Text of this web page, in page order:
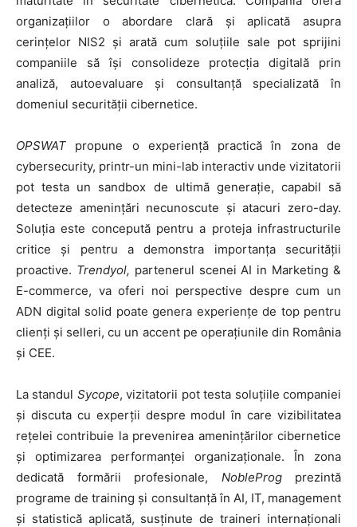
organizațiilor o abordare clară și aplicată asupra
cerințelor NIS2 și arată cum soluțiile sale pot sprijini
companiile să își consolideze protecția digitală prin
analiză, autoevaluare și consultanță specializată în
domeniul securității cibernetice.
OPSWAT propune o experiență practică în zona de
cybersecurity, printr-un mini-lab interactiv unde vizitatorii
pot testa un sandbox de ultimă generație, capabil să
detecteze amenințări necunoscute și atacuri zero-day.
Soluția este concepută pentru a proteja infrastructurile
critice și pentru a demonstra importanța securității
proactive. Trendyol, partenerul scenei AI in Marketing &
E-commerce, va oferi noi perspective despre cum un
ADN digital solid poate genera experiențe de top pentru
clienți și selleri, cu un accent pe operațiunile din România
și CEE.
La standul Sycope, vizitatorii pot testa soluțiile companiei
și discuta cu experții despre modul în care vizibilitatea
rețelei contribuie la prevenirea amenințărilor cibernetice
și optimizarea performanței organizaționale. În zona
dedicată formării profesionale, NobleProgprezintă
programe de training și consultanță în AI, IT, management
și statistică aplicată, susținute de traineri internaționali